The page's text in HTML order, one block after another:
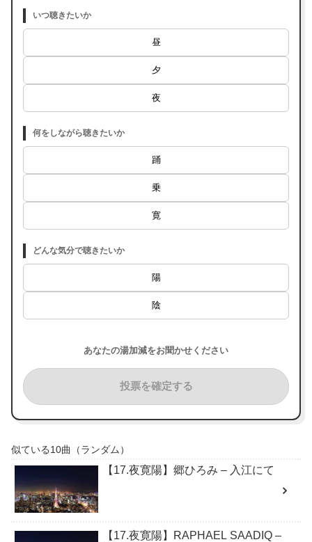
いつ聴きたいか
昼
夕
夜
何をしながら聴きたいか
踊
乗
寛
どんな気分で聴きたいか
陽
陰
あなたの湯加減をお聞かせください
投票を確定する
似ている10曲（ランダム）
【17.夜寛陽】郷ひろみ – 入江にて
【17.夜寛陽】RAPHAEL SAADIQ –